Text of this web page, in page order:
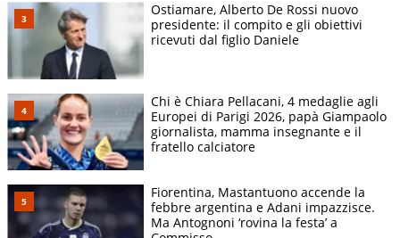
Ostiamare, Alberto De Rossi nuovo
presidente: il compito e gli obiettivi
ricevuti dal figlio Daniele
Chi è Chiara Pellacani, 4 medaglie agli
Europei di Parigi 2026, papà Giampaolo
giornalista, mamma insegnante e il
fratello calciatore
Fiorentina, Mastantuono accende la
febbre argentina e Adani impazzisce.
Ma Antognoni ‘rovina la festa’ a